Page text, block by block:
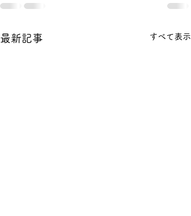
最新記事 すべて表示